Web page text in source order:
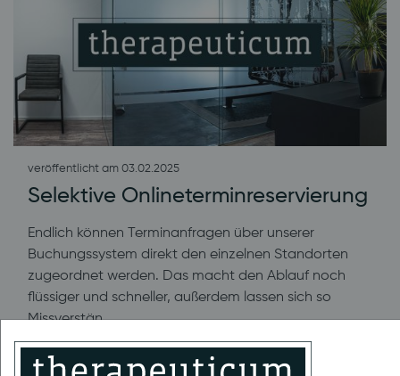
veröffentlicht am 03.02.2025
Selektive Onlineterminreservierung
Endlich können Terminanfragen über unserer
Buchungssystem direkt den einzelnen Standorten
zugeordnet werden. Das macht den Ablauf noch
flüssiger und schneller, außerdem lassen sich so
Missverstän...